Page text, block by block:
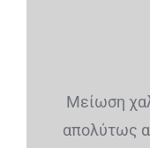
Μείωση
απολύτως